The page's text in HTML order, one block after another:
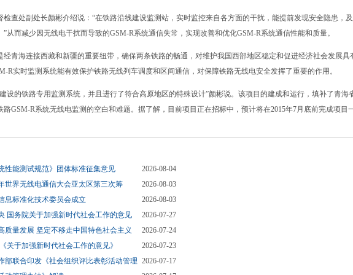
处副处长颜彬介绍说：“在铁路沿线建设监测站，实时监控来自各方面的干扰，能提前发现安全隐患，
从而减少因无线电干扰而导致的GSM-R系统通信失常，实现改善和优化GSM-R系统通信性能和质量。
海连接西藏和新疆的重要纽带，确保两条铁路的畅通，对维护我国西部地区稳定和促进经济社会发展具
R实时监测系统能有效保护铁路无线列车调度和区间通信，对保障铁路无线电安全发挥了重要的作用。
的铁路专用监测系统，并且进行了符合高原地区的特殊设计”颜彬说。该项目的建成和运行，填补了青海
GSM-R系统无线电监测的空白和难题。据了解，目前项目正在招标中，预计将在2015年7月底前完成项目
性能测试规范》团体标准征集意见
2026-08-04
世界无线电通信大会亚太区第三次筹
2026-08-03
息标准化技术委员会成立
2026-08-03
国务院关于加强新时代社会工作的意见
2026-07-27
质量发展 坚定不移走中国特色社会主义
2026-07-24
关于加强新时代社会工作的意见》
2026-07-23
部联合印发《社会组织评比表彰活动管理 2026-07-17